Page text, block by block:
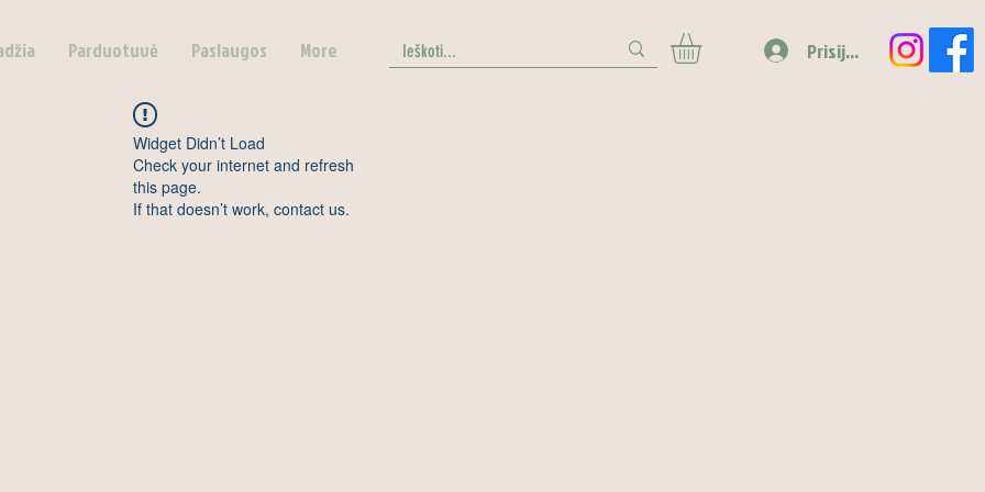
Parduotuvė Paslaugos More Prisijungti
Widget Didn’t Load
Check your internet and refresh
this page.
If that doesn’t work, contact us.